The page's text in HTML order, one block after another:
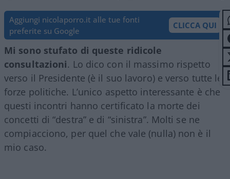
Aggiungi nicolaporro.it alle tue fonti
preferite su Google
CLICCA QUI
Mi sono stufato di queste ridicole
consultazioni. Lo dico con il massimo rispetto
verso il Presidente (è il suo lavoro) e verso tutte le
forze politiche. L’unico aspetto interessante è che
questi incontri hanno certificato la morte dei
concetti di “destra” e di “sinistra”. Molti se ne
compiacciono, per quel che vale (nulla) non è il
mio caso.